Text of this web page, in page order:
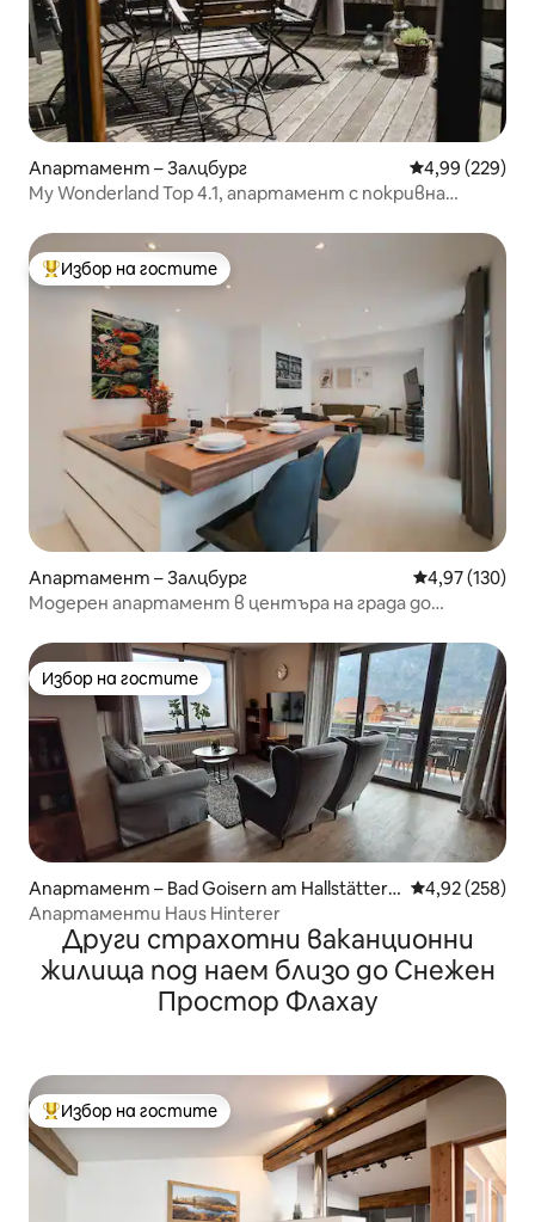
Апартамент – Залцбург Средна
4,99 (229)
My Wonderland Top 4.1, апартамент с покривна
Най-популярен избор на гостите
Избор на гостите
Апартамент – Залцбург Средна
4,97 (130)
Модерен апартамент в центъра на града до
Избор на гостите
Избор на гостите
Апартамент – Bad Goisern am Hallstätters
ee
Средна
4,92 (258)
Апартаменти Haus Hinterer
Други страхотни ваканционни
жилища под наем близо до Снежен
Простор Флахау
Най-популярен избор на гостите
Избор на гостите